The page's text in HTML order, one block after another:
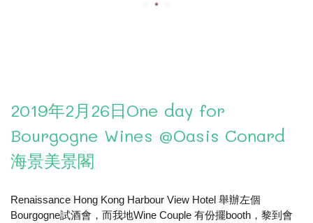
2019年2月26日One day for
Bourgogne Wines @Oasis Conard
海景美景閣
Renaissance Hong Kong Harbour View Hotel 舉辦左個
Bourgogne試酒會，而我地Wine Couple 有份擺booth，黎到會